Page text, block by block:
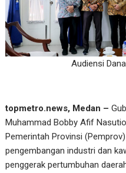
Audiensi
topmetro.news, Medan –
Muhammad Bobby Afif
Pemerintah Provinsi
pengembangan industri dan
penggerak pertumbuhan